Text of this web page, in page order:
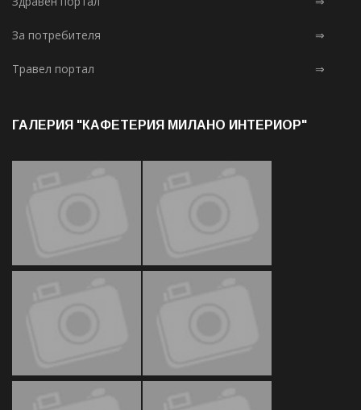
За потребителя ⇒
Травел портал ⇒
ГАЛЕРИЯ "КАФЕТЕРИЯ МИЛАНО ИНТЕРИОР"